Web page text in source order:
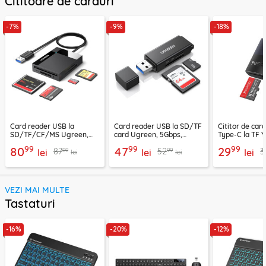
-7%
Card reader USB la
SD/TF/CF/MS Ugreen,
8099 lei 8799 lei
-9%
Card reader USB la SD/TF
card Ugreen, 5Gbps,
4799 lei 5299 lei
-18%
Cititor de
Type-C la TF
2999 lei
VEZI MAI MULTE
Tastaturi
-16% -20% -12%